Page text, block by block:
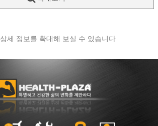
상세 정보를 확대해 보실 수 있습니다